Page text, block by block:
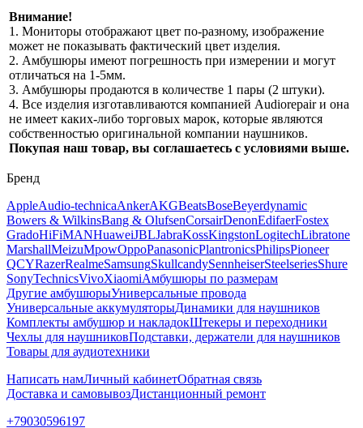
Внимание!
1. Мониторы отображают цвет по-разному, изображение
может не показывать фактический цвет изделия.
2. Амбушюры имеют погрешность при измерении и могут
отличаться на 1-5мм.
3. Амбушюры продаются в количестве 1 пары (2 штуки).
4. Все изделия изготавливаются компанией Audiorepair и она
не имеет каких-либо торговых марок, которые являются
собственностью оригинальной компании наушников.
Покупая наш товар, вы соглашаетесь с условиями выше.
Бренд
AppleAudio-technicaAnkerAKGBeatsBoseBeyerdynamic
Bowers & WilkinsBang & OlufsenCorsairDenonEdifaerFostex
GradoHiFiMANHuaweiJBLJabraKossKingstonLogitechLibratone
MarshallMeizuMpowOppoPanasonicPlantronicsPhilipsPioneer
QCYRazerRealmeSamsungSkullcandySennheiserSteelseriesShure
SonyTechnicsVivoXiaomiАмбушюры по размерам
Другие амбушюрыУниверсальные провода
Универсальные аккумуляторыДинамики для наушников
Комплекты амбушюр и накладокШтекеры и переходники
Чехлы для наушниковПодставки, держатели для наушников
Товары для аудиотехники
Написать намЛичный кабинетОбратная связь
Доставка и самовывозДистанционный ремонт
+79030596197